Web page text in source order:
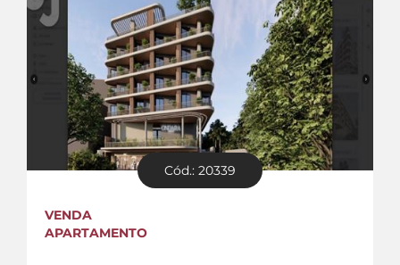
Cód.: 20339
VENDA
APARTAMENTO